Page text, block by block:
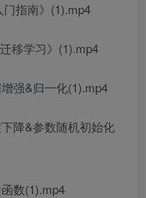
指南》(1).mp4
移学习》(1).mp4
强&归一化(1).mp4
降&参数随机初始化
数(1).mp4